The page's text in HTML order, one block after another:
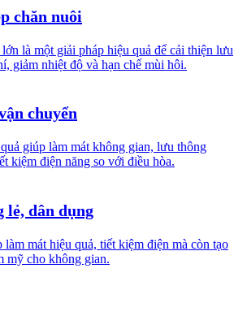
chăn nuôi
là một giải pháp hiệu quả để cải thiện lưu
giảm nhiệt độ và hạn chế mùi hôi.
chuyển
giúp làm mát không gian, lưu thông
kiệm điện năng so với điều hòa.
lẻ, dân dụng
mát hiệu quả, tiết kiệm điện mà còn tạo
mỹ cho không gian.